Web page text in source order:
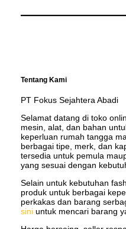
Tentang Kami
PT Fokus Sejahtera Abadi
Selamat datang di toko
mesin, alat, dan bahan
keperluan rumah tangga
berbagai tipe, merk, dan
tersedia untuk pemula
yang sesuai dengan
Selain untuk kebutuhan
produk untuk berbagai
perkakas dan barang
sini untuk mencari barang